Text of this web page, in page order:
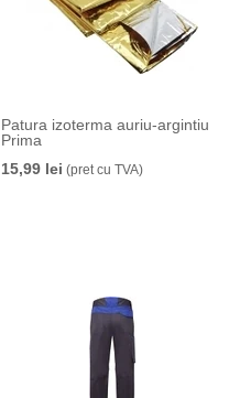
Patura izoterma auriu-argintiu
Prima
15,99 lei (pret cu TVA)